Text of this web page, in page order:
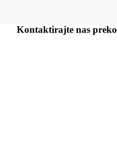
Kontaktirajte nas preko